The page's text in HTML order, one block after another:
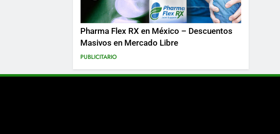
Pharma Flex RX en México – Descuentos
Masivos en Mercado Libre
PUBLICITARIO